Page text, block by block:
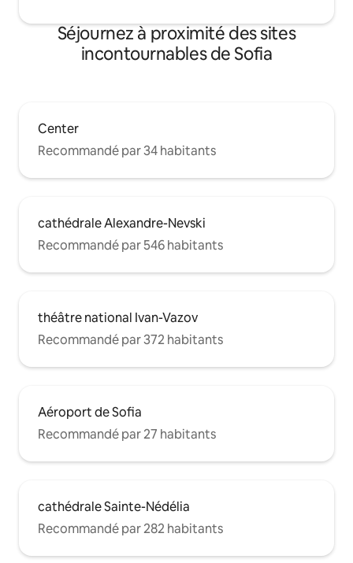
Séjournez à proximité des sites
incontournables de Sofia
Center
Recommandé par 34 habitants
cathédrale Alexandre-Nevski
Recommandé par 546 habitants
théâtre national Ivan-Vazov
Recommandé par 372 habitants
Aéroport de Sofia
Recommandé par 27 habitants
cathédrale Sainte-Nédélia
Recommandé par 282 habitants